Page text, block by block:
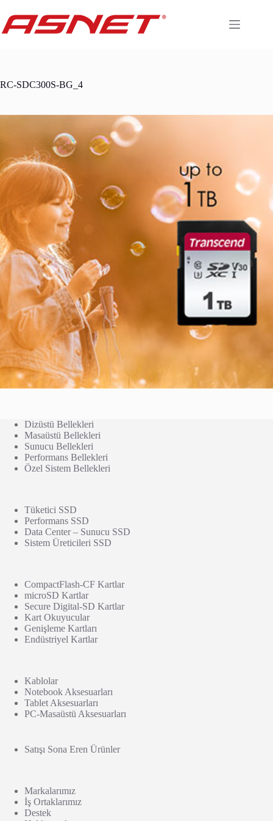
content
RC-SDC300S-BG_4
Dizüstü Bellekleri
Masaüstü Bellekleri
Sunucu Bellekleri
Performans Bellekleri
Özel Sistem Bellekleri
Tüketici SSD
Performans SSD
Data Center – Sunucu SSD
Sistem Üreticileri SSD
CompactFlash-CF Kartlar
microSD Kartlar
Secure Digital-SD Kartlar
Kart Okuyucular
Genişleme Kartları
Endüstriyel Kartlar
Kablolar
Notebook Aksesuarları
Tablet Aksesuarları
PC-Masaüstü Aksesuarları
Satışı Sona Eren Ürünler
Markalarımız
İş Ortaklarımız
Destek